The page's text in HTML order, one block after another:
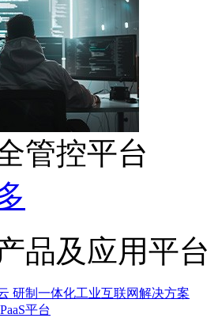
管控平台
品及应用平台
研制一体化工业互联网解决方案
平台